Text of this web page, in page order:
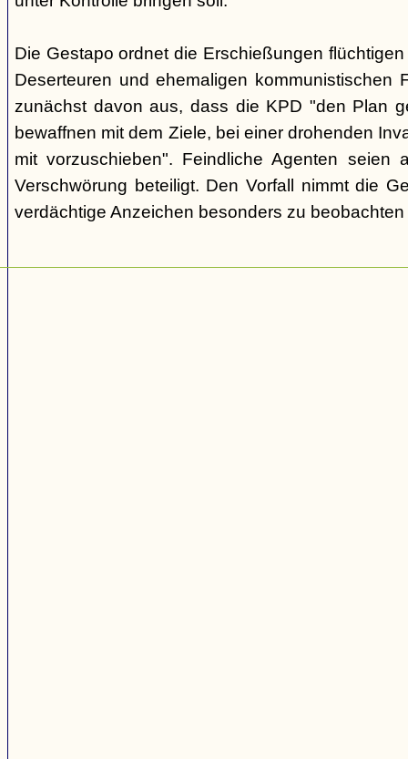
Die Gestapo ordnet die Erschießungen
Deserteuren und ehemaligen kommunistischen
zunächst davon aus, dass die KPD "den Plan
bewaffnen mit dem Ziele, bei einer drohenden
mit vorzuschieben". Feindliche Agenten seien
Verschwörung beteiligt. Den Vorfall nimmt die
verdächtige Anzeichen besonders zu